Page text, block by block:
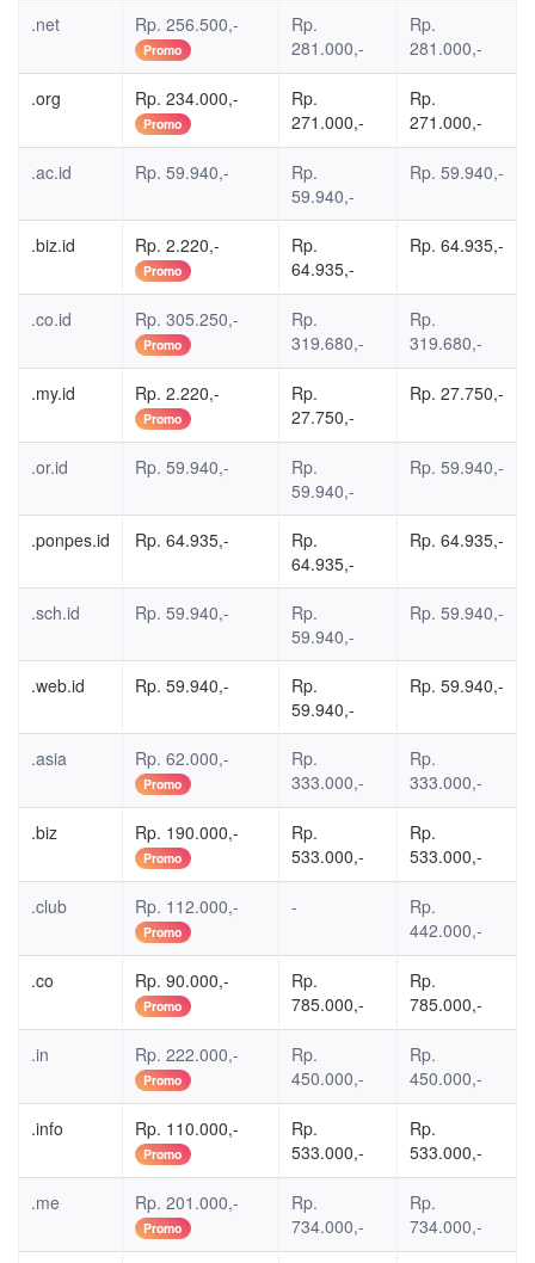
.net Rp. 256.500,-
Promo
Rp.
281.000,-
Rp.
281.000,-
.org Rp. 234.000,-
Promo
Rp.
271.000,-
Rp.
271.000,-
.ac.id Rp. 59.940,-
Rp.
59.940,-
Rp. 59.940,-
.biz.id Rp. 2.220,-
Promo
Rp.
64.935,-
Rp. 64.935,-
.co.id Rp. 305.250,-
Promo
Rp.
319.680,-
Rp.
319.680,-
.my.id Rp. 2.220,-
Promo
Rp.
27.750,-
Rp. 27.750,-
.or.id Rp. 59.940,-
Rp.
59.940,-
Rp. 59.940,-
.ponpes.id Rp. 64.935,-
Rp.
64.935,-
Rp. 64.935,-
.sch.id Rp. 59.940,-
Rp.
59.940,-
Rp. 59.940,-
.web.id Rp. 59.940,-
Rp.
59.940,-
Rp. 59.940,-
.asia Rp. 62.000,-
Promo
Rp.
333.000,-
Rp.
333.000,-
.biz Rp. 190.000,-
Promo
Rp.
533.000,-
Rp.
533.000,-
.club Rp. 112.000,-
Promo
-
Rp.
442.000,-
.co Rp. 90.000,-
Promo
Rp.
785.000,-
Rp.
785.000,-
.in Rp. 222.000,-
Promo
Rp.
450.000,-
Rp.
450.000,-
.info Rp. 110.000,-
Promo
Rp.
533.000,-
Rp.
533.000,-
.me Rp. 201.000,-
Promo
Rp.
734.000,-
Rp.
734.000,-